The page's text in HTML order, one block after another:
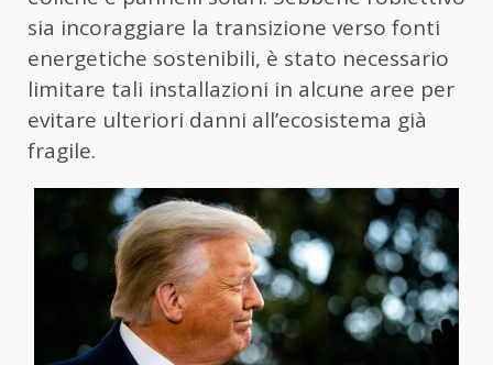
sia incoraggiare la transizione verso fonti
energetiche sostenibili, è stato necessario
limitare tali installazioni in alcune aree per
evitare ulteriori danni all’ecosistema già
fragile.